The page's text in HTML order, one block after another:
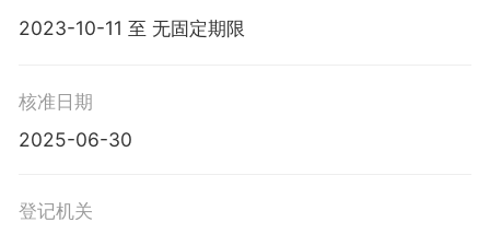
饮管理；对外承包工程；租赁服务（不含许可类租赁服
理；电影摄制服务；信息系统运行维护服务；酒店管
理；招投标代理服务；物业管理；国内货物运输代理；
办公用品销售；国际船舶管理业务；机械电气设备销
第二类医疗器械租赁。（除依法须经批准的项目外，凭
2023-10-11 至 无固定期限
核准日期
2025-06-30
登记机关